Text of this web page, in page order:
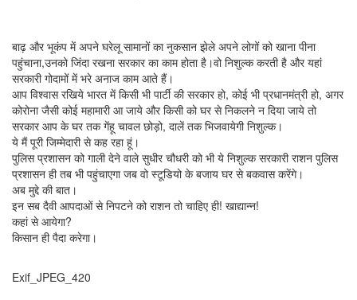
बाढ़ और भूकंप में अपने घरेलू सामानों का नुकसान झेले अपने लोगों को खाना पीना
पहुंचाना,उनको जिंदा रखना सरकार का काम होता है।वो निशुल्क करती है और यहां
सरकारी गोदामों में भरे अनाज काम आते हैं।
आप विश्वास रखिये भारत में किसी भी पार्टी की सरकार हो, कोई भी प्रधानमंत्री हो, अगर
कोरोना जैसी कोई महामारी आ जाये और किसी को घर से निकलने न दिया जाये तो
सरकार आप के घर तक गेंहू चावल छोड़ो, दालें तक भिजवायेगी निशुल्क।
ये मैं पूरी जिम्मेदारी से कह रहा हूं।
पुलिस प्रशासन को गाली देने वाले सुधीर चौधरी को भी ये निशुल्क सरकारी राशन पुलिस
प्रशासन ही तब भी पहुंचाएगा जब वो स्टूडियो के बजाय घर से बकवास करेंगे।
अब मुद्दे की बात।
इन सब दैवी आपदाओं से निपटने को राशन तो चाहिए ही! खाद्यान्न!
कहां से आयेगा?
किसान ही पैदा करेगा।
Exif_JPEG_420